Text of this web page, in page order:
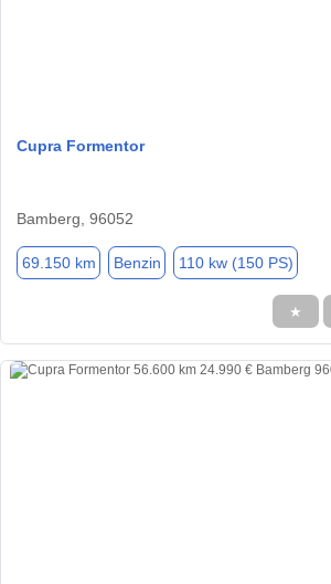
Cupra Formentor
Bamberg, 96052
69.150 km Benzin 110 kw (150 PS)
★